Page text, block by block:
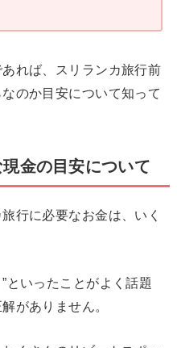
れば、スリランカ旅行前
のか目安について知って
金の目安について
行に必要なお金は、いく
といったことがよく話題
がありません。